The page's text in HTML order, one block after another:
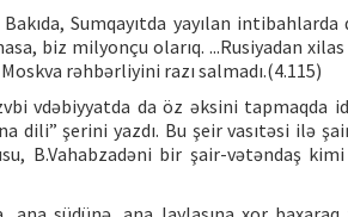
Sumqayıtda yayılan
biz milyonçu olarıq. ...Rusiyadan xilas
rəhbərliyini razı salmadı.(4.115)
vdəbiyyatda da öz əksini tapmaqda
dili” şerini yazdı. Bu şeir vasıtəsi ilə
B.Vahabzadəni bir şair-vətəndaş